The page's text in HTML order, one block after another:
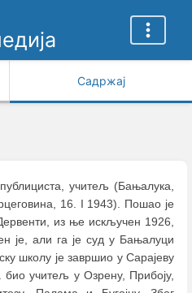
Садржај
учитељ (Бањалука,
16. I 1943). Пошао је
из ње искључен 1926,
је, али га је суд у Бањалуци
школу је завршио у Сарајеву
био учитељ у Озрену, Прибоју,